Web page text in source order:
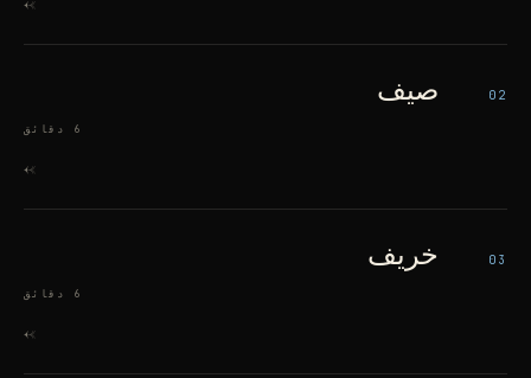
02 صيف
6 دقائق
->
03 خريف
6 دقائق
->